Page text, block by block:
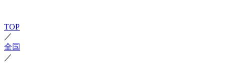
TOP
／
全国
／